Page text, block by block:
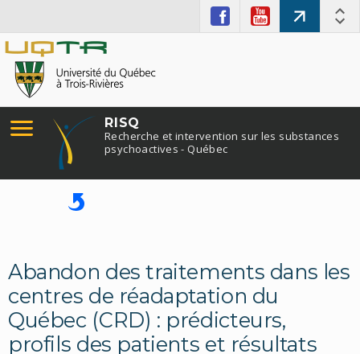
RISQ
Recherche et intervention sur les substances
psychoactives - Québec
Abandon des traitements dans les
centres de réadaptation du
Québec (CRD) : prédicteurs,
profils des patients et résultats